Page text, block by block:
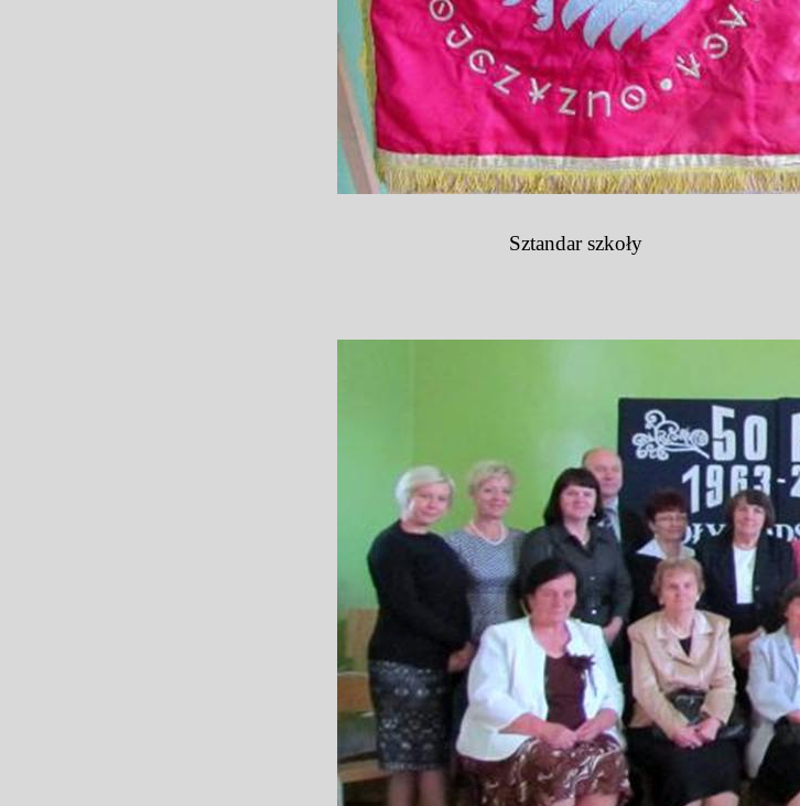
Wystąpienie Dyr. Szkoły Teresy Gawlik
Sztandar szkoły